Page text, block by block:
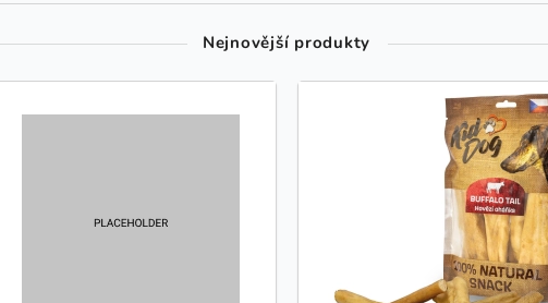
Nejnovější produkty